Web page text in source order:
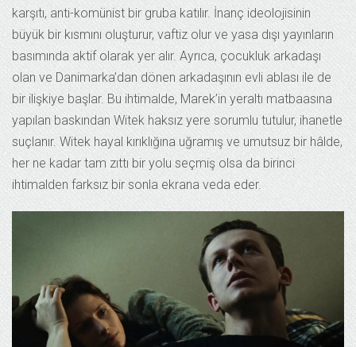
karşıtı, anti-komünist bir gruba katılır. İnanç ideolojisinin
büyük bir kısmını oluşturur, vaftiz olur ve yasa dışı yayınların
basımında aktif olarak yer alır. Ayrıca, çocukluk arkadaşı
olan ve Danimarka’dan dönen arkadaşının evli ablası ile de
bir ilişkiye başlar. Bu ihtimalde, Marek’in yeraltı matbaasına
yapılan baskından Witek haksız yere sorumlu tutulur, ihanetle
suçlanır. Witek hayal kırıklığına uğramış ve umutsuz bir hâlde,
her ne kadar tam zıttı bir yolu seçmiş olsa da birinci
ihtimalden farksız bir sonla ekrana veda eder.